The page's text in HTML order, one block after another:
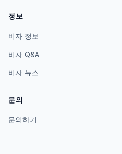
정보
비자 정보
비자 Q&A
비자 뉴스
문의
문의하기